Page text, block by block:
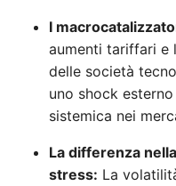
I
aumenti tariffari e
delle società
uno shock
sistemica nei
La differenza
stress: La